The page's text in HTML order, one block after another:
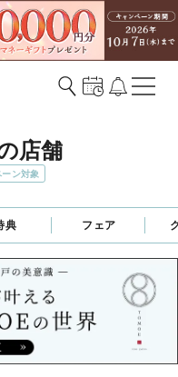
店舗
ン対象
典 フェア